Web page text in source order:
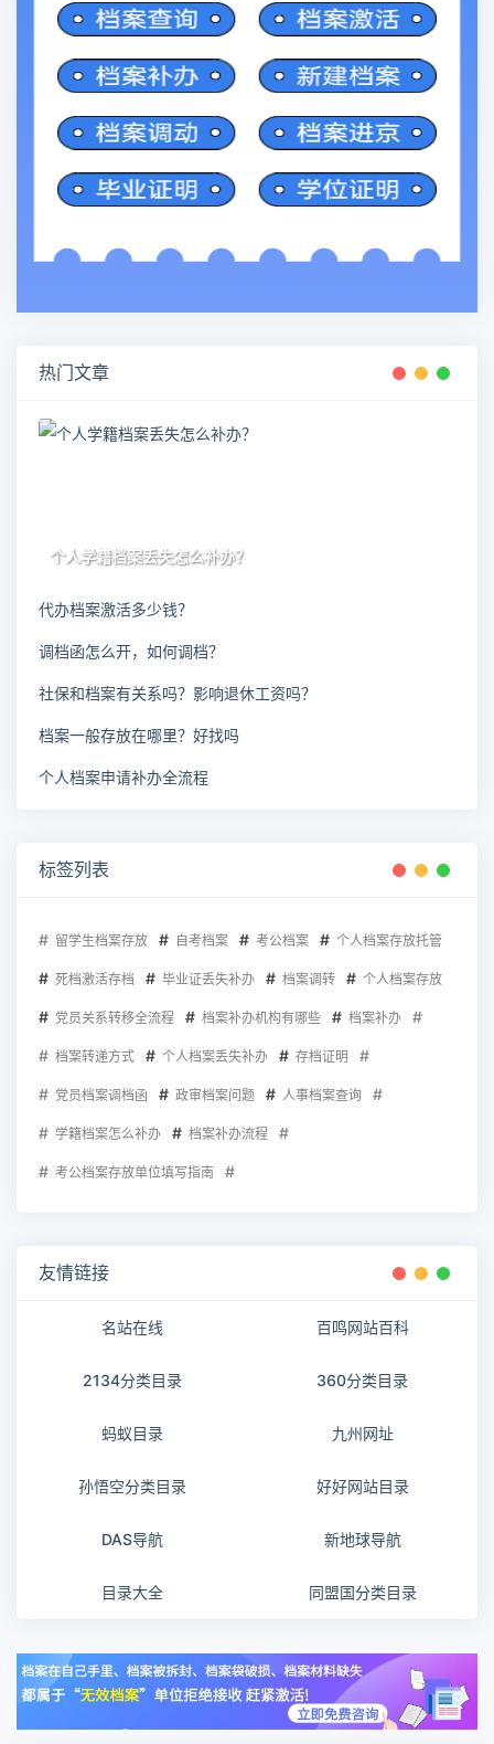
热门文章
个人学籍档案丢失怎么补办？
代办档案激活多少钱？
调档函怎么开，如何调档？
社保和档案有关系吗？影响退休工资吗？
档案一般存放在哪里？好找吗
个人档案申请补办全流程
标签列表
留学生档案存放 自考档案 考公档案 个人档案存放托管
死档激活存档 毕业证丢失补办 档案调转 个人档案存放
党员关系转移全流程 档案补办机构有哪些 档案补办
档案转递方式 个人档案丢失补办 存档证明
党员档案调档函 政审档案问题 人事档案查询
学籍档案怎么补办 档案补办流程
考公档案存放单位填写指南
友情链接
名站在线 百鸣网站百科
2134分类目录 360分类目录
蚂蚁目录 九州网址
孙悟空分类目录 好好网站目录
DAS导航 新地球导航
目录大全 同盟国分类目录